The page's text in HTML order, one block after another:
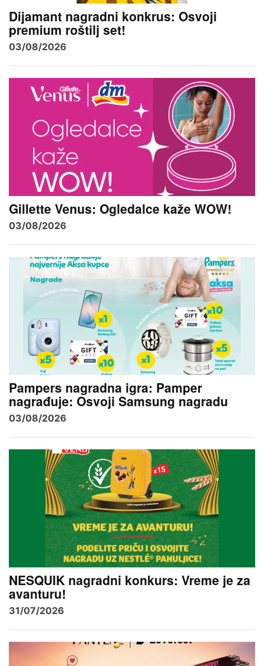
Dijamant nagradni konkrus: Osvoji
premium roštilj set!
03/08/2026
Gillette Venus: Ogledalce kaže WOW!
03/08/2026
Pampers nagradna igra: Pamper
nagrađuje: Osvoji Samsung nagradu
03/08/2026
NESQUIK nagradni konkurs: Vreme je za
avanturu!
31/07/2026